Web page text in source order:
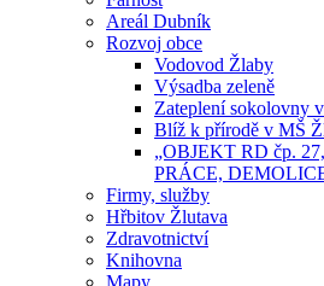
Areál Dubník
Rozvoj obce
Vodovod Žlaby
Výsadba zeleně
Zateplení sokolovny
Blíž k přírodě v MŠ
„OBJEKT RD čp.
PRÁCE,
Firmy, služby
Hřbitov Žlutava
Zdravotnictví
Knihovna
Mapy